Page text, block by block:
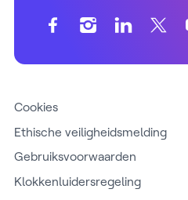
Cookies
Ethische veiligheidsmelding
Gebruiksvoorwaarden
Klokkenluidersregeling